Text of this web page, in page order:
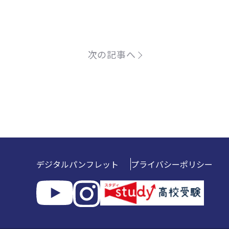
次の記事へ
デジタルパンフレット プライバシーポリシー